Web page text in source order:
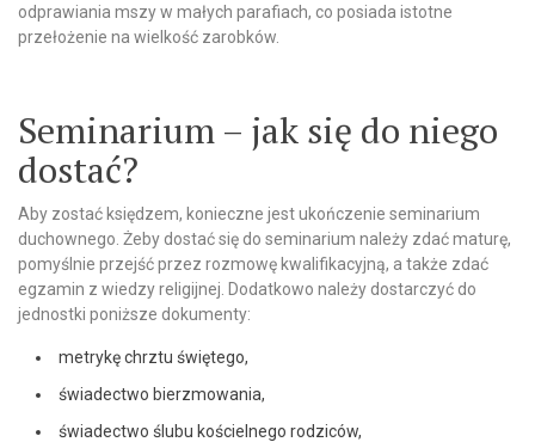
odprawiania mszy w małych parafiach, co posiada istotne
przełożenie na wielkość zarobków.
Seminarium – jak się do niego
dostać?
Aby zostać księdzem, konieczne jest ukończenie seminarium
duchownego. Żeby dostać się do seminarium należy zdać maturę,
pomyślnie przejść przez rozmowę kwalifikacyjną, a także zdać
egzamin z wiedzy religijnej. Dodatkowo należy dostarczyć do
jednostki poniższe dokumenty:
metrykę chrztu świętego,
świadectwo bierzmowania,
świadectwo ślubu kościelnego rodziców,